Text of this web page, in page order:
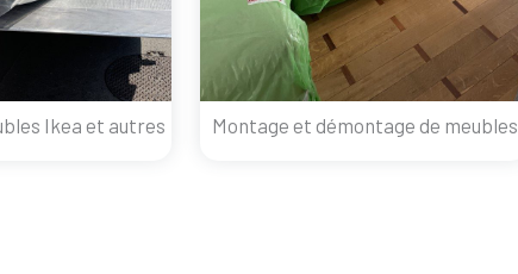
Ikea et autres Montage et démontage de meubles